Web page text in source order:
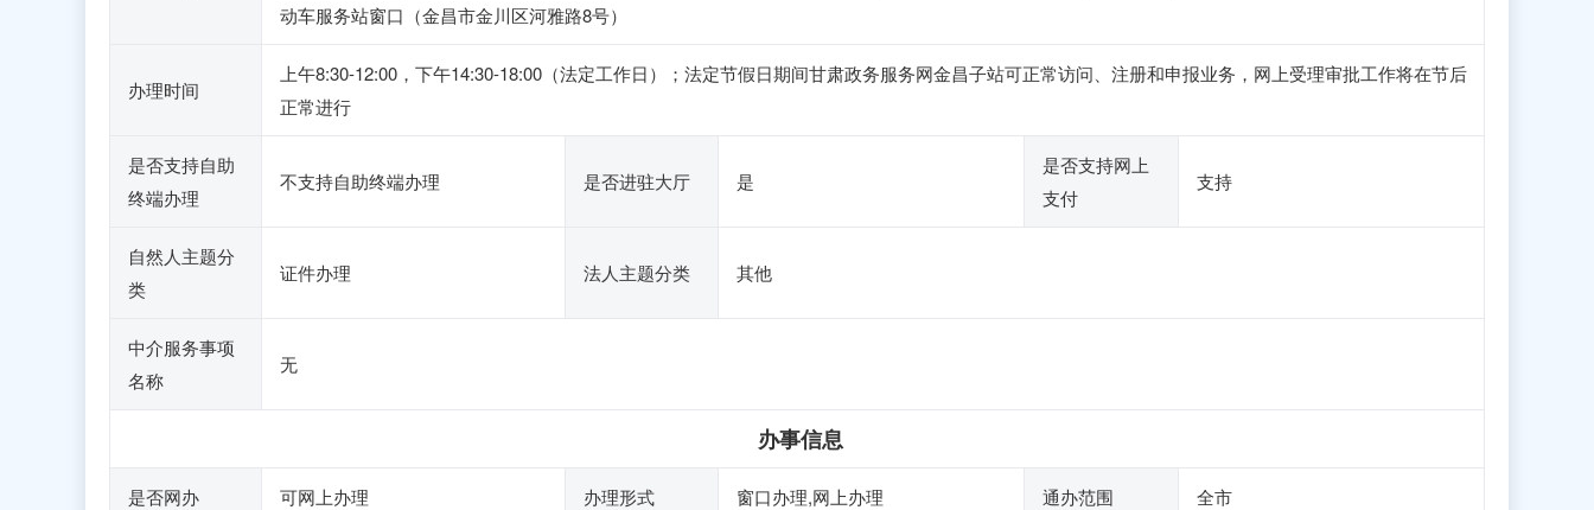
动车服务站窗口（金昌市金川区河雅路8号）
办理时间
上午8:30-12:00，下午14:30-18:00（法定工作日）；法定节假日期间甘肃政务服务网金昌子站可正常访问、注册和申报业务，网上受理审批工作将在节后
正常进行
是否支持自助
终端办理
不支持自助终端办理 是否进驻大厅 是
是否支持网上
支付
支持
自然人主题分
类
证件办理 法人主题分类 其他
中介服务事项
名称
无
办事信息
是否网办 可网上办理 办理形式 窗口办理,网上办理 通办范围 全市